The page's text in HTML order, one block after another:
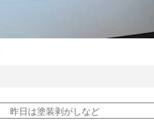
昨日は塗装剥がしなど